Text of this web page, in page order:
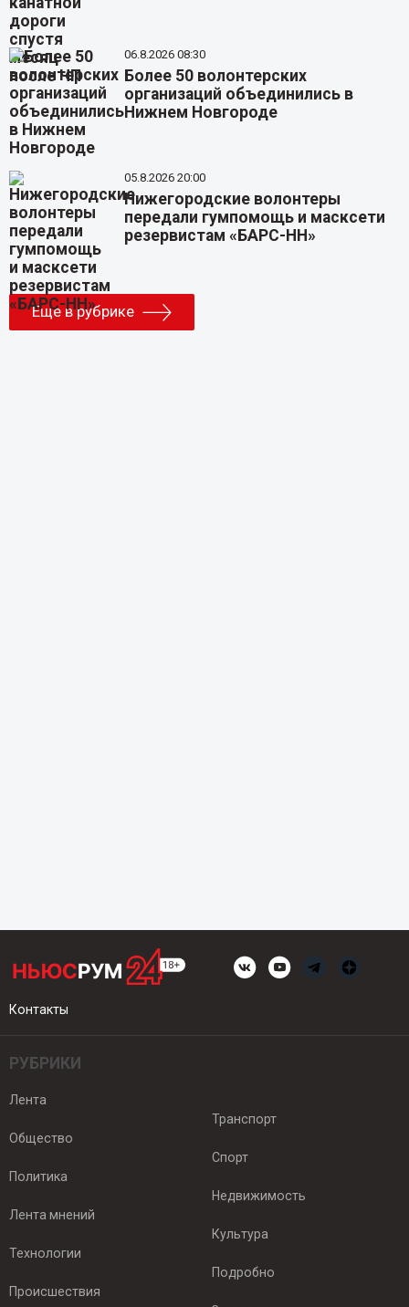
06.8.2026 08:30
Более 50 волонтерских
организаций объединились в
Нижнем Новгороде
05.8.2026 20:00
Нижегородские волонтеры
передали гумпомощь и масксети
резервистам «БАРС-НН»
Еще в рубрике
Контакты
РУБРИКИ
Лента
Общество
Политика
Лента мнений
Технологии
Происшествия
Транспорт
Спорт
Недвижимость
Культура
Подробно